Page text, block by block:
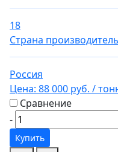
18
Страна производитель
Россия
Цена: 88 000 руб. /
Сравнение
-
Купить